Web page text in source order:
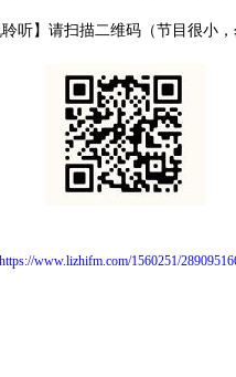
】请扫描二维码（节目很小，
https://www.lizhifm.com/1560251/